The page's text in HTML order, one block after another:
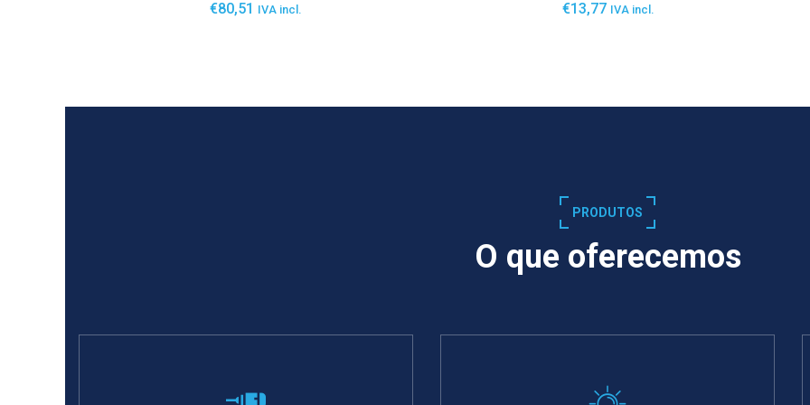
€80,51 IVA incl.
€13,77 IVA incl.
PRODUTOS
O que oferecemos